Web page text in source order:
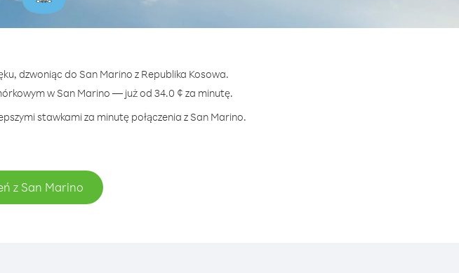
dzwoniąc do San Marino z Republika Kosowa.
w San Marino — już od 34.0 ¢ za minutę.
stawkami za minutę połączenia z San Marino.
z San Marino